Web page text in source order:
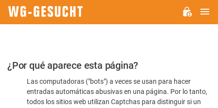
Por
favor,
confirme
¿Por qué aparece esta página?
Las computadoras ("bots") a veces se usan para hacer
entradas automáticas abusivas en una página. Por lo tanto,
todos los sitios web utilizan Captchas para distinguir si un